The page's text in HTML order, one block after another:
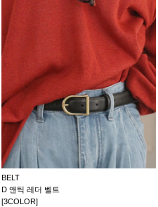
BELT
D 앤틱 레더 벨트
[3COLOR]